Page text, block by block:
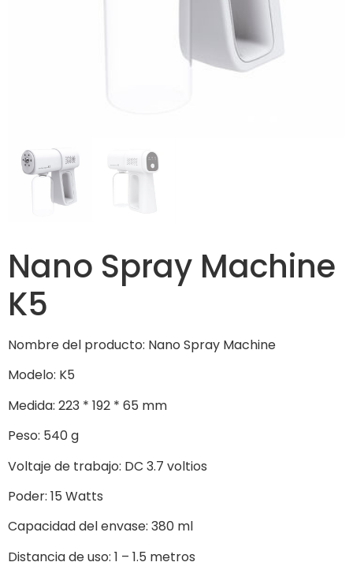
Nano Spray Machine
K5
Nombre del producto: Nano Spray Machine
Modelo: K5
Medida: 223 * 192 * 65 mm
Peso: 540 g
Voltaje de trabajo: DC 3.7 voltios
Poder: 15 Watts
Capacidad del envase: 380 ml
Distancia de uso: 1 – 1.5 metros